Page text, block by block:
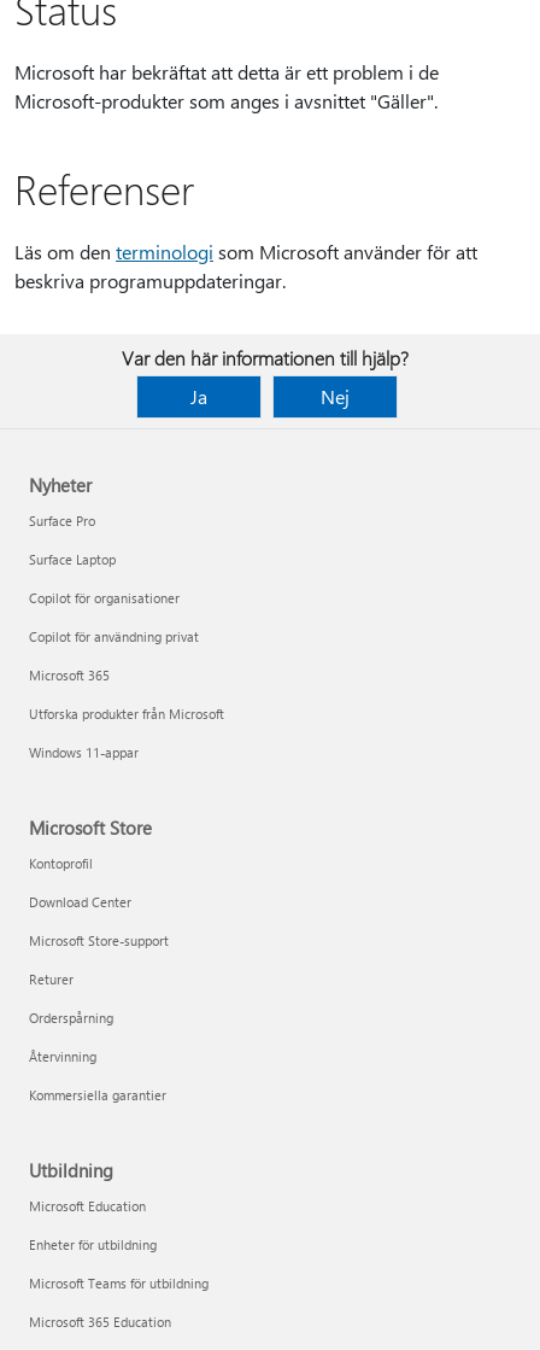
Microsoft har bekräftat att detta är ett problem i de
Microsoft-produkter som anges i avsnittet "Gäller".
Referenser
Läs om den terminologi som Microsoft använder för att
beskriva programuppdateringar.
Var den här informationen till hjälp?
Ja
Nej
Nyheter
Surface Pro
Surface Laptop
Copilot för organisationer
Copilot för användning privat
Microsoft 365
Utforska produkter från Microsoft
Windows 11-appar
Microsoft Store
Kontoprofil
Download Center
Microsoft Store-support
Returer
Orderspårning
Återvinning
Kommersiella garantier
Utbildning
Microsoft Education
Enheter för utbildning
Microsoft Teams för utbildning
Microsoft 365 Education